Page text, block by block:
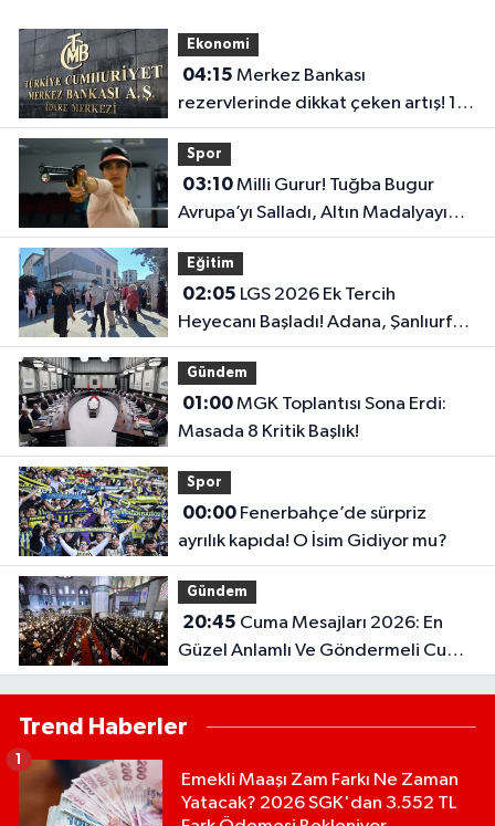
Ekonomi
04:15
rezervlerinde dikkat çeken artış! 1
haftada 1,8 milyar dolar yükseldi..
Spor
03:10Milli Gurur! Tuğba Bugur
Avrupa’yı Salladı, Altın Madalyayı
Türkiye’ye Getirdi..
Eğitim
02:05
Heyecanı Başladı! Adana, Şanlıurfa
ve Gaziantep Lise Taban Puanları..
Gündem
01:00MGK Toplantısı Sona Erdi:
Masada 8 Kritik Başlık!
Spor
00:00Fenerbahçe’de sürpriz
ayrılık kapıda! O İsim Gidiyor mu?
Gündem
20:45
Güzel Anlamlı Ve Göndermeli Cuma
Sözleri..
Trend Haberler
Emekli Maaşı Zam Farkı Ne Zaman
Yatacak? 2026 SGK'dan 3.552 TL
1